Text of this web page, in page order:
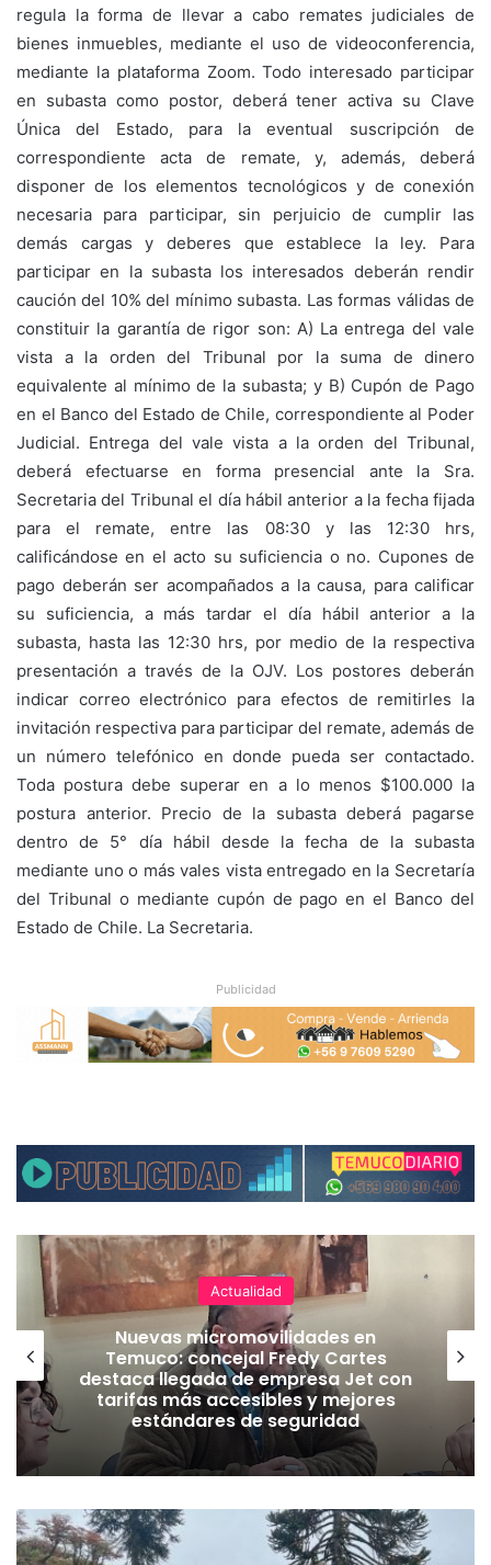
regula la forma de llevar a cabo remates judiciales de
bienes inmuebles, mediante el uso de videoconferencia,
mediante la plataforma Zoom. Todo interesado participar
en subasta como postor, deberá tener activa su Clave
Única del Estado, para la eventual suscripción de
correspondiente acta de remate, y, además, deberá
disponer de los elementos tecnológicos y de conexión
necesaria para participar, sin perjuicio de cumplir las
demás cargas y deberes que establece la ley. Para
participar en la subasta los interesados deberán rendir
caución del 10% del mínimo subasta. Las formas válidas de
constituir la garantía de rigor son: A) La entrega del vale
vista a la orden del Tribunal por la suma de dinero
equivalente al mínimo de la subasta; y B) Cupón de Pago
en el Banco del Estado de Chile, correspondiente al Poder
Judicial. Entrega del vale vista a la orden del Tribunal,
deberá efectuarse en forma presencial ante la Sra.
Secretaria del Tribunal el día hábil anterior a la fecha fijada
para el remate, entre las 08:30 y las 12:30 hrs,
calificándose en el acto su suficiencia o no. Cupones de
pago deberán ser acompañados a la causa, para calificar
su suficiencia, a más tardar el día hábil anterior a la
subasta, hasta las 12:30 hrs, por medio de la respectiva
presentación a través de la OJV. Los postores deberán
indicar correo electrónico para efectos de remitirles la
invitación respectiva para participar del remate, además de
un número telefónico en donde pueda ser contactado.
Toda postura debe superar en a lo menos $100.000 la
postura anterior. Precio de la subasta deberá pagarse
dentro de 5° día hábil desde la fecha de la subasta
mediante uno o más vales vista entregado en la Secretaría
del Tribunal o mediante cupón de pago en el Banco del
Estado de Chile. La Secretaria.
Publicidad
Actualidad
Nuevas micromovilidades en
Temuco: concejal Fredy Cartes
destaca llegada de empresa Jet con
tarifas más accesibles y mejores
estándares de seguridad
D
e